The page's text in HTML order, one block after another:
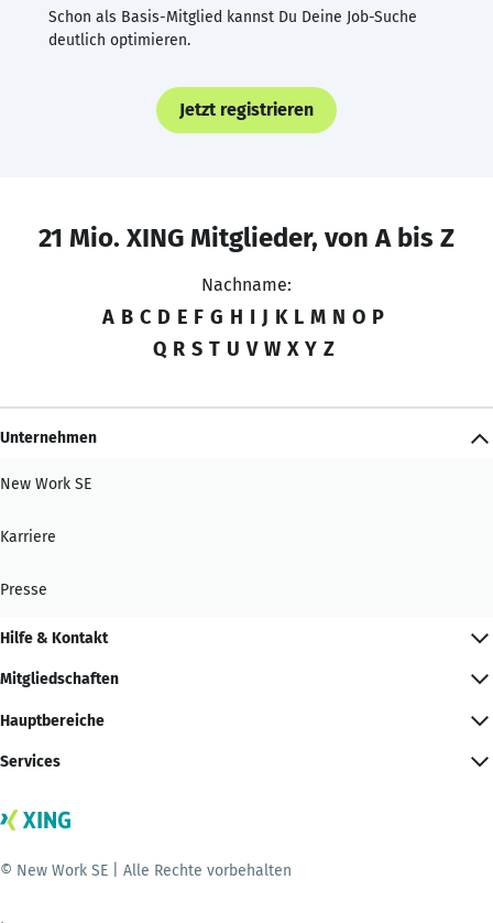
Schon als Basis-Mitglied kannst Du Deine Job-Suche
deutlich optimieren.
Jetzt registrieren
21 Mio. XING Mitglieder, von A bis Z
Nachname:
A B C D E F G H I J K L M N O P
Q R S T U V W X Y Z
Unternehmen
New Work SE
Karriere
Presse
Hilfe & Kontakt
Mitgliedschaften
Hauptbereiche
Services
© New Work SE | Alle Rechte vorbehalten